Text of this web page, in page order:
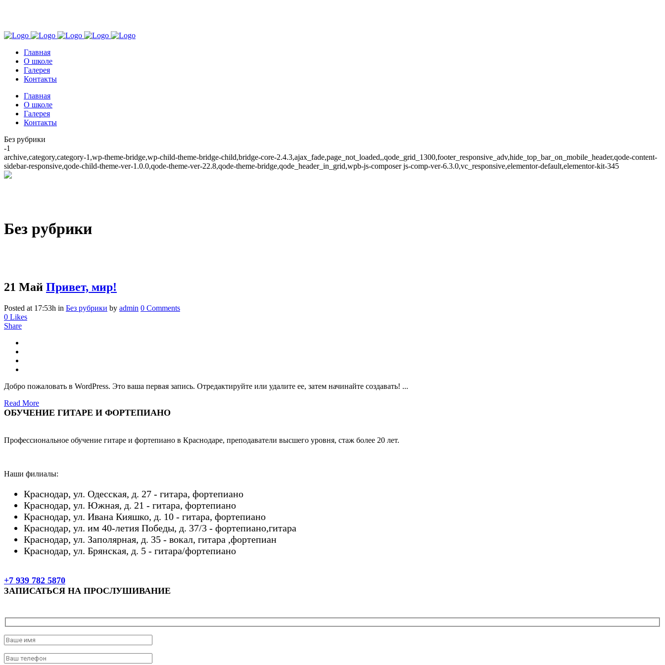
Главная
О школе
Галерея
Контакты
Главная
О школе
Галерея
Контакты
Без рубрики
-1
archive,category,category-1,wp-theme-bridge,wp-child-theme-bridge-child,bridge-core-2.4.3,ajax_fade,page_not_loaded,,qode_grid_1300,footer_responsive_adv,hide_top_bar_on_mobile_header,qode-content-
sidebar-responsive,qode-child-theme-ver-1.0.0,qode-theme-ver-22.8,qode-theme-bridge,qode_header_in_grid,wpb-js-composer js-comp-ver-6.3.0,vc_responsive,elementor-default,elementor-kit-345
Без рубрики
21 Май Привет, мир!
Posted at 17:53h in Без рубрики by admin 0 Comments
0 Likes
Share
Добро пожаловать в WordPress. Это ваша первая запись. Отредактируйте или удалите ее, затем начинайте создавать! ...
Read More
ОБУЧЕНИЕ ГИТАРЕ И ФОРТЕПИАНО
Профессиональное обучение гитаре и фортепиано в Краснодаре, преподаватели высшего уровня, стаж более 20 лет.
Наши филиалы:
Краснодар, ул. Одесская, д. 27 - гитара, фортепиано
Краснодар, ул. Южная, д. 21 - гитара, фортепиано
Краснодар, ул. Ивана Кияшко, д. 10 - гитара, фортепиано
Краснодар, ул. им 40-летия Победы, д. 37/3 - фортепиано,гитара
Краснодар, ул. Заполярная, д. 35 - вокал, гитара ,фортепиан
Краснодар, ул. Брянская, д. 5 - гитара/фортепиано
+7 939 782 5870
ЗАПИСАТЬСЯ НА ПРОСЛУШИВАНИЕ